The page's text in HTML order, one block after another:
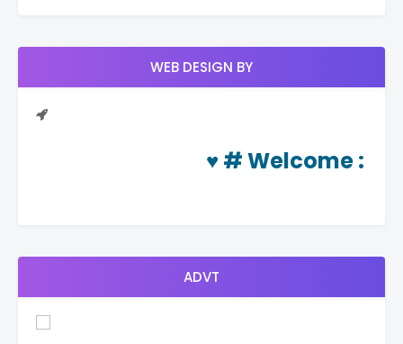
WEB DESIGN BY
Welcome:
ADVT